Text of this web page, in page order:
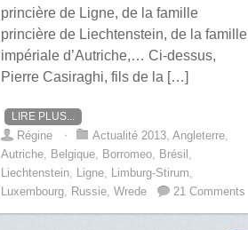
princière de Ligne, de la famille
princière de Liechtenstein, de la famille
impériale d’Autriche,… Ci-dessus,
Pierre Casiraghi, fils de la […]
LIRE PLUS...
Régine ⋅ Actualité 2013, Angleterre,
Autriche, Belgique, Borromeo, Brésil ,
Liechtenstein, Ligne, Limburg-Stirum,
Luxembourg, Russie, Wrede 21 Comments